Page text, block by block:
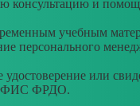
консультацию и
учебным
персонального
или
ФИС ФРДО.